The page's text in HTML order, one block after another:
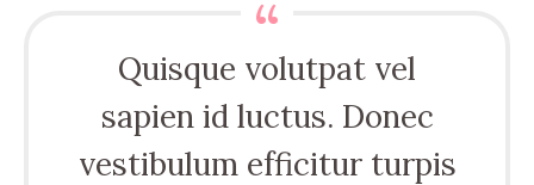
Quisque volutpat vel
sapien id luctus. Donec
vestibulum efficitur turpis